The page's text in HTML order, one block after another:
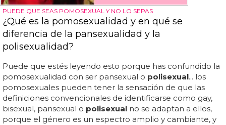
PUEDE QUE SEAS POMOSEXUAL Y NO LO SEPAS
¿Qué es la pomosexualidad y en qué se
diferencia de la pansexualidad y la
polisexualidad?
Puede que estés leyendo esto porque has confundido la
pomosexualidad con ser pansexual o polisexual... los
pomosexuales pueden tener la sensación de que las
definiciones convencionales de identificarse como gay,
bisexual, pansexual o polisexual no se adaptan a ellos,
porque el género es un espectro amplio y cambiante, y